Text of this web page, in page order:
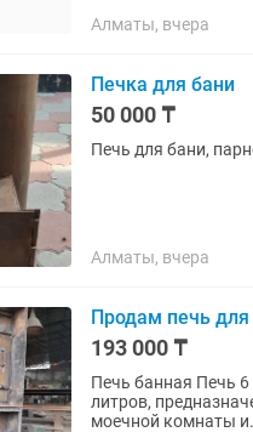
Алматы, вчера
Печка для бани
50 000 ₸
Печь для бани,
Алматы, вчера
Продам печь для
193 000 ₸
Печь банная Печь 6 мм Каменка 8 Объём бака 95 л Цена 193 000 Печь банная с баком на 95
литров,
моечной комнаты